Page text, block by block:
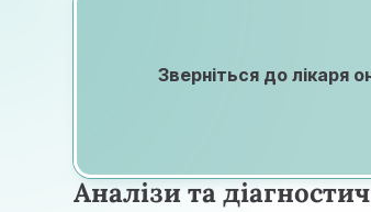
Зверніться до лікаря
Аналізи та